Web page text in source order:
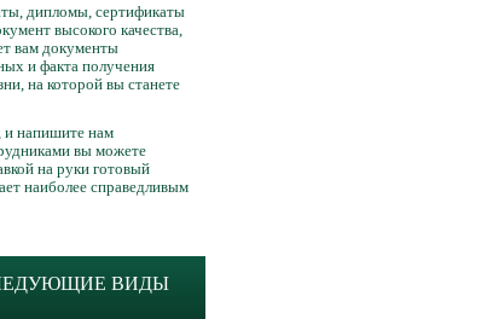
дипломы, сертификаты
высокого качества,
вам документы
и факта получения
на которой вы станете
и напишите нам
вы можете
на руки готовый
наиболее справедливым
ВИДЫ